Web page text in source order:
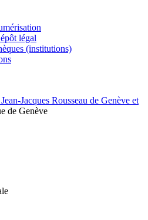
légal
(institutions)